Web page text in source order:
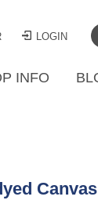
LOGIN
INFO